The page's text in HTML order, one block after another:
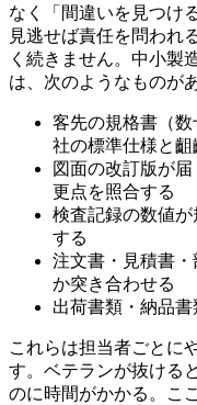
なく「間違いを見つけ
見逃せば責任を問われ
く続きません。中小製
は、次のようなものが
客先の規格書（
社の標準仕様と
図面の改訂版が
更点を照合する
検査記録の数値
する
注文書・見積書
か突き合わせる
出荷書類・納品
これらは担当者ごとに
す。ベテランが抜ける
のに時間がかかる。こ